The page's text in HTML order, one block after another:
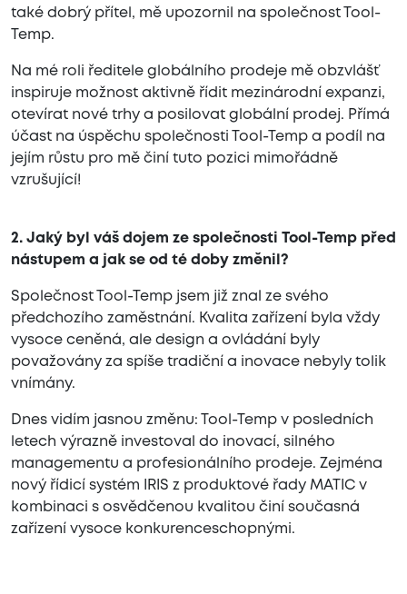
také dobrý přítel, mě upozornil na společnost Tool-
Temp.
Na mé roli ředitele globálního prodeje mě obzvlášť
inspiruje možnost aktivně řídit mezinárodní expanzi,
otevírat nové trhy a posilovat globální prodej. Přímá
účast na úspěchu společnosti Tool-Temp a podíl na
jejím růstu pro mě činí tuto pozici mimořádně
vzrušující!
2. Jaký byl váš dojem ze společnosti Tool-Temp před
nástupem a jak se od té doby změnil?
Společnost Tool-Temp jsem již znal ze svého
předchozího zaměstnání. Kvalita zařízení byla vždy
vysoce ceněná, ale design a ovládání byly
považovány za spíše tradiční a inovace nebyly tolik
vnímány.
Dnes vidím jasnou změnu: Tool-Temp v posledních
letech výrazně investoval do inovací, silného
managementu a profesionálního prodeje. Zejména
nový řídicí systém IRIS z produktové řady MATIC v
kombinaci s osvědčenou kvalitou činí současná
zařízení vysoce konkurenceschopnými.